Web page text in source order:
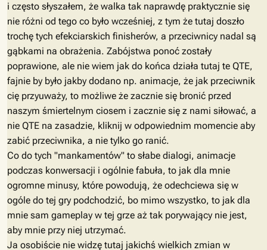
i często słyszałem, że walka tak naprawdę praktycznie się
nie różni od tego co było wcześniej, z tym że tutaj doszło
trochę tych efekciarskich finisherów, a przeciwnicy nadal są
gąbkami na obrażenia. Zabójstwa ponoć zostały
poprawione, ale nie wiem jak do końca działa tutaj te QTE,
fajnie by było jakby dodano np. animacje, że jak przeciwnik
cię przyuważy, to możliwe że zacznie się bronić przed
naszym śmiertelnym ciosem i zacznie się z nami siłować, a
nie QTE na zasadzie, kliknij w odpowiednim momencie aby
zabić przeciwnika, a nie tylko go ranić.
Co do tych "mankamentów" to słabe dialogi, animacje
podczas konwersacji i ogólnie fabuła, to jak dla mnie
ogromne minusy, które powodują, że odechciewa się w
ogóle do tej gry podchodzić, bo mimo wszystko, to jak dla
mnie sam gameplay w tej grze aż tak porywający nie jest,
aby mnie przy niej utrzymać.
Ja osobiście nie widzę tutaj jakichś wielkich zmian w